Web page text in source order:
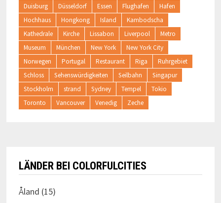
Duisburg
Düsseldorf Essen Flughafen
Hafen
Hochhaus
Hongkong Island
Kambodscha
Kathedrale
Kirche Lissabon Liverpool
Metro
Museum
München New York
New York City
Norwegen
Portugal Restaurant Riga
Ruhrgebiet
Schloss
Sehenswürdigkeiten Seilbahn
Singapur
Stockholm
strand Sydney Tempel
Tokio
Toronto
Vancouver Venedig Zeche
LÄNDER BEI COLORFULCITIES
Åland (15)